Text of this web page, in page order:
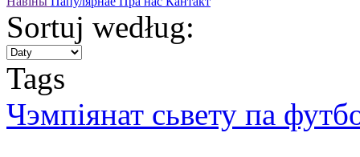
Sortuj według:
Tags
Чэмпіянат сьвету па